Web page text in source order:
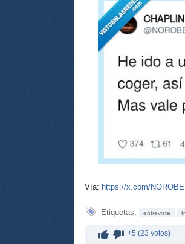
Vía: https://x.com/
Etiquetas: entrevista
+5 (23 votos)